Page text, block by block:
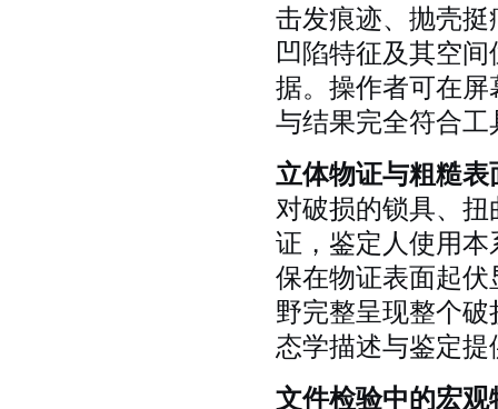
击发痕迹、抛壳
凹陷特征及其空
据。操作者可在
与结果完全符合
立体物证与粗糙
对破损的锁具、
证，鉴定人使用
保在物证表面起
野完整呈现整个
态学描述与鉴定
文件检验中的宏